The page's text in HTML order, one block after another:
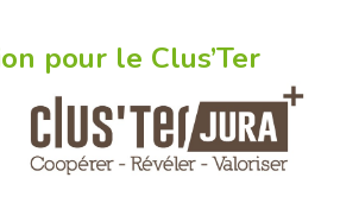
pour le Clus’Ter